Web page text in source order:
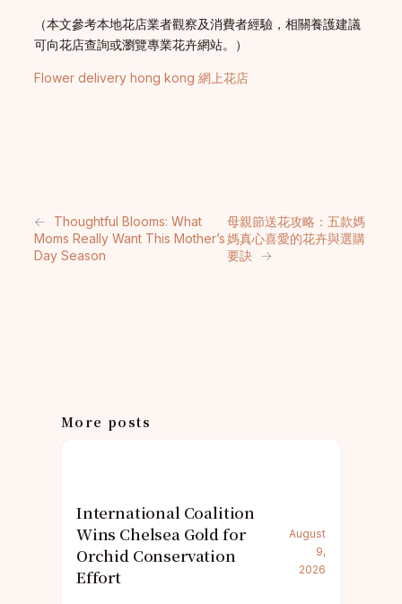
（本文參考本地花店業者觀察及消費者經驗，相關養護建議
可向花店查詢或瀏覽專業花卉網站。）
Flower delivery hong kong 網上花店
←
Thoughtful Blooms: What
Moms Really Want This Mother’s
Day Season
母親節送花攻略：五款媽
媽真心喜愛的花卉與選購
要訣
→
More posts
International Coalition
Wins Chelsea Gold for
Orchid Conservation
Effort
August
9,
2026